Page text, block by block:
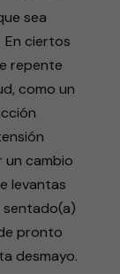
sea
En ciertos
repente
como un
cambio
levantas
pronto
desmayo.